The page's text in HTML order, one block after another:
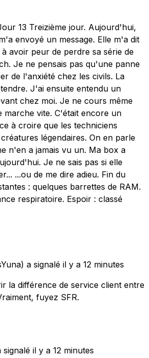
13 Treizième jour. Aujourd'hui,
envoyé un message. Elle m'a dit
avoir peur de perdre sa série de
Je ne pensais pas qu'une panne
de l'anxiété chez les civils. La
J'ai ensuite entendu un
chez moi. Je ne cours même
marche vite. C'était encore un
à croire que les techniciens
légendaires. On en parle
n'en a jamais vu un. Ma box a
Je ne sais pas si elle
...ou de me dire adieu. Fin du
: quelques barrettes de RAM.
respiratoire. Espoir : classé
a signalé il y a 12 minutes
la différence de service client entre
fuyez SFR.
signalé il y a 12 minutes